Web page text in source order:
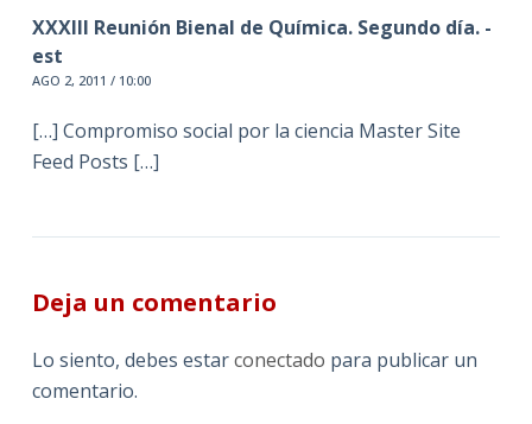
XXXIII Reunión Bienal de Química. Segundo día. -
est
AGO 2, 2011 / 10:00
[…] Compromiso social por la ciencia Master Site
Feed Posts […]
Deja un comentario
Lo siento, debes estarconectado para publicar un
comentario.